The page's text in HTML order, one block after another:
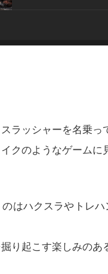
ラッシャーを名乗っ
クのようなゲームに
はハクスラやトレ
り起こす楽しみのあ